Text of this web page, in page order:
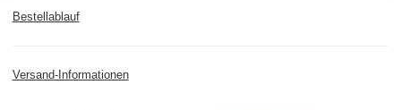
Bestellablauf
Versand-Informationen